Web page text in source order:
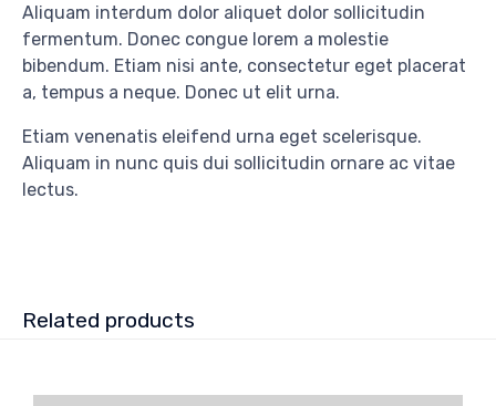
Aliquam interdum dolor aliquet dolor sollicitudin
fermentum. Donec congue lorem a molestie
bibendum. Etiam nisi ante, consectetur eget placerat
a, tempus a neque. Donec ut elit urna.
Etiam venenatis eleifend urna eget scelerisque.
Aliquam in nunc quis dui sollicitudin ornare ac vitae
lectus.
Related products